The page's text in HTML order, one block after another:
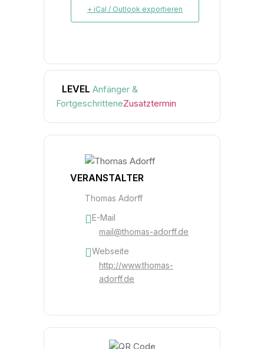
+ iCal / Outlook exportieren
LEVEL Anfänger &
FortgeschritteneZusatztermin
VERANSTALTER
Thomas Adorff
E-Mail
mail@thomas-adorff.de
Webseite
http://www.thomas-
adorff.de